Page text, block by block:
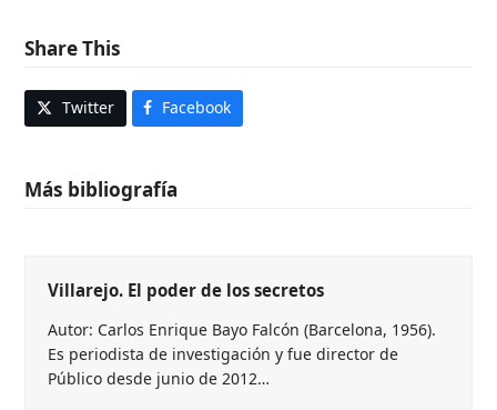
Share This
Twitter Facebook
Más bibliografía
Villarejo. El poder de los secretos
Autor: Carlos Enrique Bayo Falcón (Barcelona, 1956).
Es periodista de investigación y fue director de
Público desde junio de 2012…